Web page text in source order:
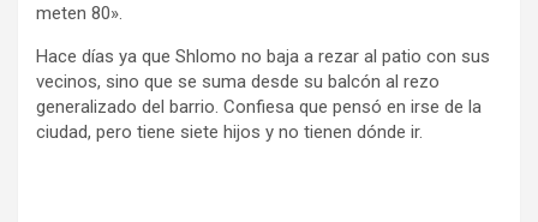
meten 80».
Hace días ya que Shlomo no baja a rezar al patio con sus
vecinos, sino que se suma desde su balcón al rezo
generalizado del barrio. Confiesa que pensó en irse de la
ciudad, pero tiene siete hijos y no tienen dónde ir.